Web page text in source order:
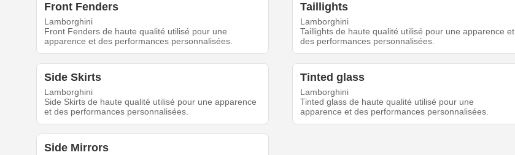
Front Fenders
Lamborghini
Front Fenders de haute qualité utilisé pour une
apparence et des performances personnalisées.
Taillights
Lamborghini
Taillights de haute qualité utilisé pour une apparence et
des performances personnalisées.
Side Skirts
Lamborghini
Side Skirts de haute qualité utilisé pour une apparence
et des performances personnalisées.
Tinted glass
Lamborghini
Tinted glass de haute qualité utilisé pour une
apparence et des performances personnalisées.
Side Mirrors